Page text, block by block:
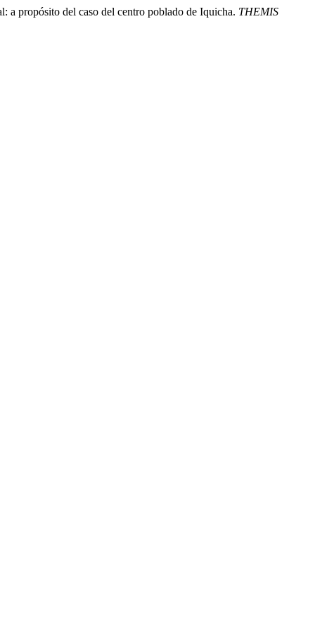
a propósito del caso del centro poblado de Iquicha. THEMIS